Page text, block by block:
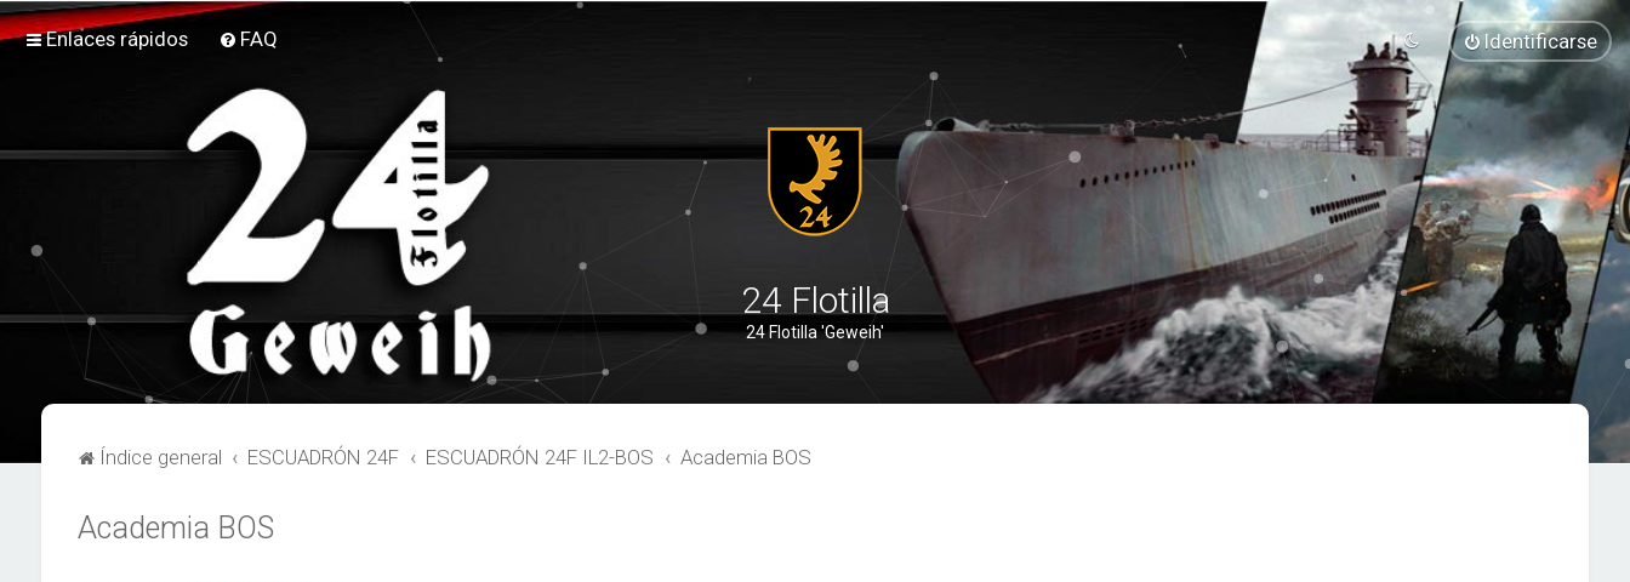
Enlaces rápidos FAQ Identificarse
24 Flotilla
24 Flotilla 'Geweih'
Índice general ESCUADRÓN 24F ESCUADRÓN 24F IL2-BOS Academia BOS
Academia BOS